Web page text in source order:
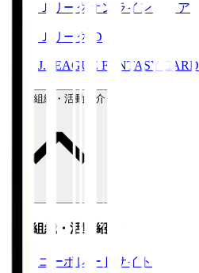
Ｊリーグオンラインストア
ＪリーグID
J.LEAGUE FANTASY CARD
運営組織・活動紹介
運営組織・活動紹介
コーポレートサイト